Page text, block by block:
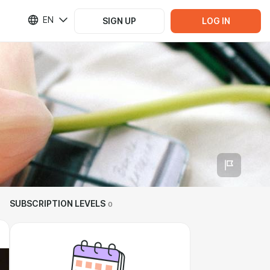
EN SIGN UP LOG IN
SUBSCRIPTION LEVELS 0